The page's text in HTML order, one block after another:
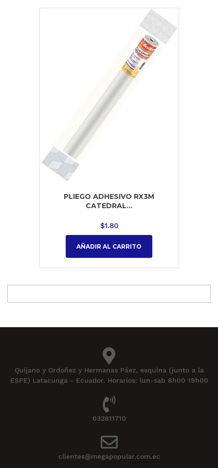
PLIEGO ADHESIVO RX3M
CATEDRAL...
$1.80
AÑADIR AL CARRITO
Quijano y Ordoñez y Hermanas Páez, esquina (junto a la
ESPE) Latacunga - Ecuador. Horarios: lun-sab 8h00 19h00
032811710
clientes@megapopular.com.ec